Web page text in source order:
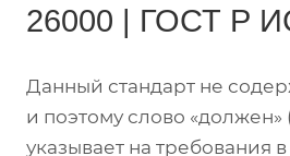
26000 | ГОСТ Р
Данный стандарт не
и поэтому слово «должен»
указывает на требования